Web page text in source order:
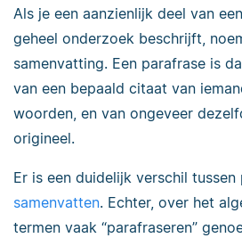
Als je een aanzienlijk deel van
geheel onderzoek beschrijft,
samenvatting. Een parafrase is
van een bepaald citaat van
woorden, en van ongeveer
origineel.
Er is een duidelijk verschil tussen
samenvatten. Echter, over het
termen vaak “parafraseren”